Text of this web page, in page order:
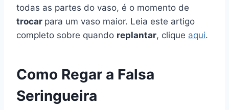
todas as partes do vaso, é o momento de
trocar para um vaso maior. Leia este artigo
completo sobre quando replantar, clique aqui.
Como Regar a Falsa
Seringueira